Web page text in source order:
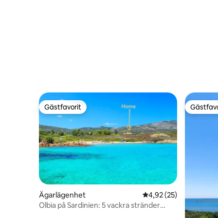
Gästfavorit
Gästfavorit
Ägarlägenhet 4,92 av 5 i
4,92 (25)
Olbia på Sardinien: 5 vackra stränder